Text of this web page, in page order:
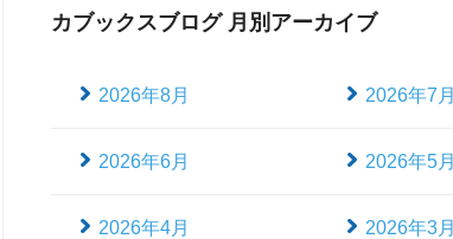
カブックスブログ 月別アーカイブ
2026年8月 2026年7月
2026年6月 2026年5月
2026年4月 2026年3月